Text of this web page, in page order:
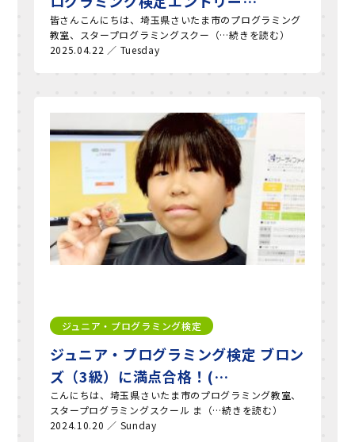
皆さんこんにちは、埼玉県さいたま市のプログラミング
教室、スタープログラミングスクー（…続きを読む）
2025.04.22 ／ Tuesday
ジュニア・プログラミング検定
ジュニア・プログラミング検定 ブロン
ズ（3級）に満点合格！(…
こんにちは、埼玉県さいたま市のプログラミング教室、
スタープログラミングスクール ま（…続きを読む）
2024.10.20 ／ Sunday